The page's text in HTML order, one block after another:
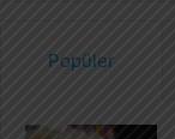
Popüler